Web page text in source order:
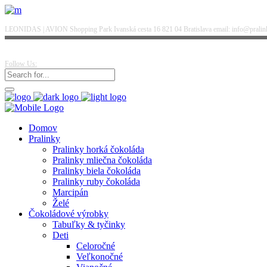
LEONIDAS | AVION Shopping Park Ivanská cesta 16 821 04 Bratislava email:
Follow Us:
Domov
Pralinky
Pralinky horká čokoláda
Pralinky mliečna čokoláda
Pralinky biela čokoláda
Pralinky ruby čokoláda
Marcipán
Želé
Čokoládové výrobky
Tabuľky & tyčinky
Deti
Celoročné
Veľkonočné